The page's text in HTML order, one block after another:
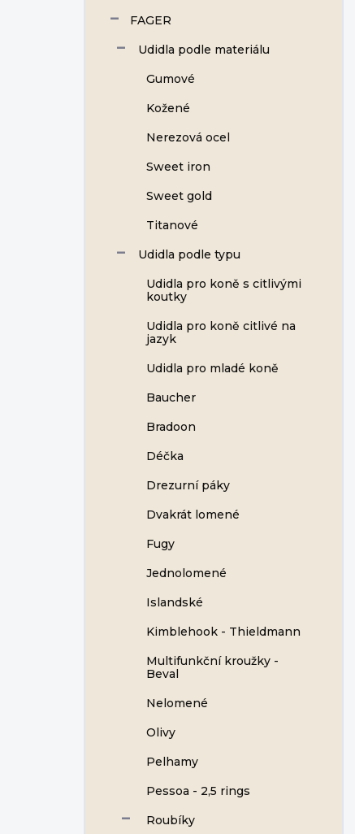
FAGER
Udidla podle materiálu
Gumové
Kožené
Nerezová ocel
Sweet iron
Sweet gold
Titanové
Udidla podle typu
Udidla pro koně s citlivými
koutky
Udidla pro koně citlivé na
jazyk
Udidla pro mladé koně
Baucher
Bradoon
Déčka
Drezurní páky
Dvakrát lomené
Fugy
Jednolomené
Islandské
Kimblehook - Thieldmann
Multifunkční kroužky -
Beval
Nelomené
Olivy
Pelhamy
Pessoa - 2,5 rings
Roubíky